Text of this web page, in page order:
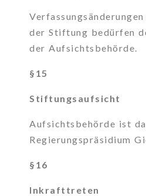
der Stiftung bedürfen
der Aufsichtsbehörde.
§15
Stiftungsaufsicht
Aufsichtsbehörde ist
Regierungspräsidium
§16
Inkrafttreten